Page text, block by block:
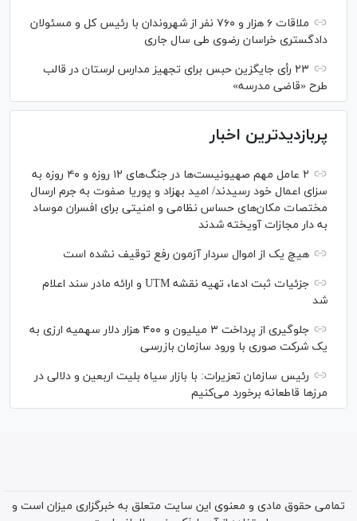
ملاقات ۶ هزار و ۷۶۰ نفر از شهروندان با رئیس کل و مسئولان
دادگستری خراسان رضوی طی سال جاری
۲۳ رأی جایگزین حبس برای تجهیز مدارس لرستان در قالب
طرح «قاضی مدرسه»
پربازدیدترین اخبار
۲ عامل مهم صهیونیست‌ها در جنگ‌های ۱۲ روزه و ۴۰ روزه به
سزای اعمال خود رسیدند/ امید بهزاد و پوریا صفوت به جرم ارسال
مختصات مکان‌های حساس نظامی و امنیتی برای افسران موساد
به دار مجازات آویخته شدند
هیچ یک از اموال سردار آزمون رفع توقیف نشده است
جزئیات ثبت ادعا، تهیه نقشه UTM و ارائه مادر سند اعلام
شد
جلوگیری از پرداخت ۳ میلیون و ۴۰۰ هزار دلار سهمیه ارزی به
یک شرکت صوری با ورود سازمان بازرسی
رئیس سازمان تعزیرات: با بازار سیاه بلیت اربعین و دلالی در
مرز‌ها قاطعانه برخورد می‌کنیم
تمامی حقوق مادی و معنوی این سایت متعلق به خبرگزاری میزان است و